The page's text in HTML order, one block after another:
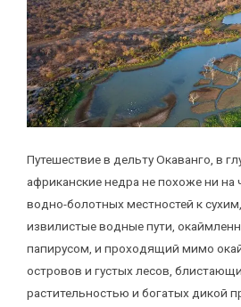
Путешествие в дельту Окаванго, в
африканские недра не похоже ни на
водно-болотных местностей к
извилистые водные пути,
папирусом, и проходящий мимо
островов и густых лесов,
растительностью и богатых дикой